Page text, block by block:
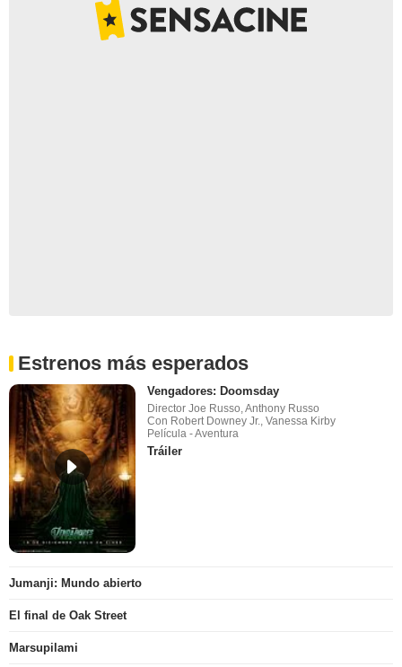
Estrenos más esperados
Vengadores: Doomsday
Director Joe Russo, Anthony Russo
Con Robert Downey Jr., Vanessa Kirby
Película - Aventura
Tráiler
Jumanji: Mundo abierto
El final de Oak Street
Marsupilami